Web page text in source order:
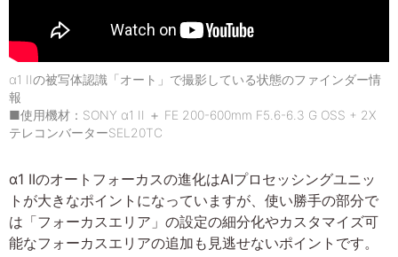
α1 IIの被写体認識「オート」で撮影している状態のファインダー情
報
■使用機材：SONY α1 II ＋ FE 200-600mm F5.6-6.3 G OSS + 2X
テレコンバーターSEL20TC
α1 IIのオートフォーカスの進化はAIプロセッシングユニッ
トが大きなポイントになっていますが、使い勝手の部分で
は「フォーカスエリア」の設定の細分化やカスタマイズ可
能なフォーカスエリアの追加も見逃せないポイントです。